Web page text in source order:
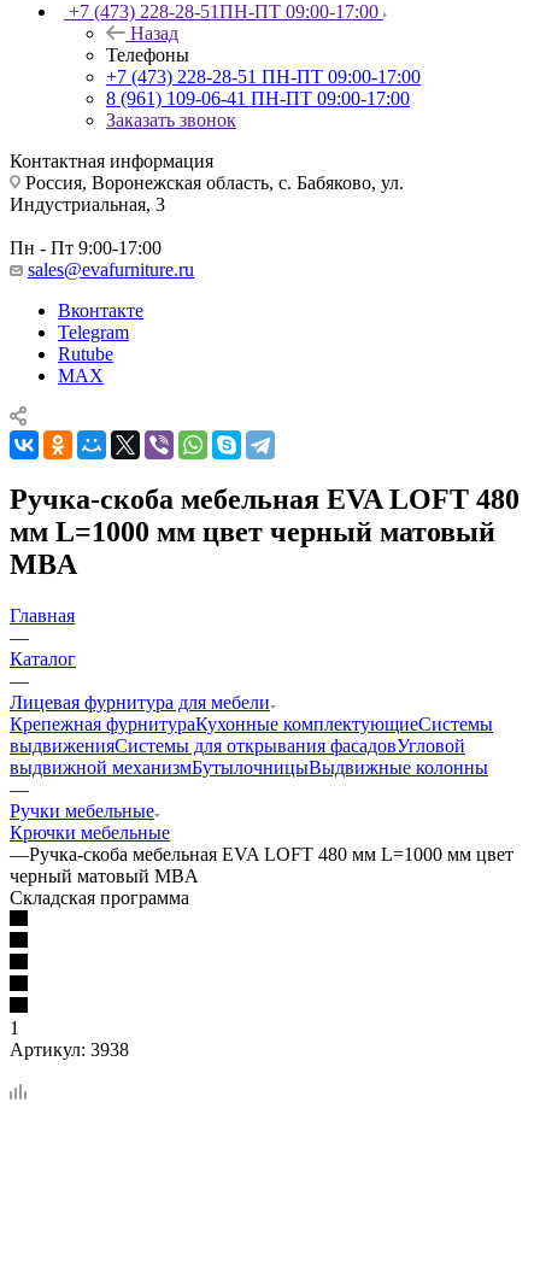
+7 (473) 228-28-51ПН-ПТ 09:00-17:00
Назад
Телефоны
+7 (473) 228-28-51 ПН-ПТ 09:00-17:00
8 (961) 109-06-41 ПН-ПТ 09:00-17:00
Заказать звонок
Контактная информация
Россия, Воронежская область, с. Бабяково, ул.
Индустриальная, 3
Пн - Пт 9:00-17:00
sales@evafurniture.ru
Вконтакте
Telegram
Rutube
MAX
Ручка-скоба мебельная EVA LOFT 480
мм L=1000 мм цвет черный матовый
MBA
Главная
—
Каталог
—
Лицевая фурнитура для мебели
Крепежная фурнитураКухонные комплектующиеСистемы
выдвиженияСистемы для открывания фасадовУгловой
выдвижной механизмБутылочницыВыдвижные колонны
—
Ручки мебельные
Крючки мебельные
—Ручка-скоба мебельная EVA LOFT 480 мм L=1000 мм цвет
черный матовый MBA
Складская программа
1
Артикул: 3938